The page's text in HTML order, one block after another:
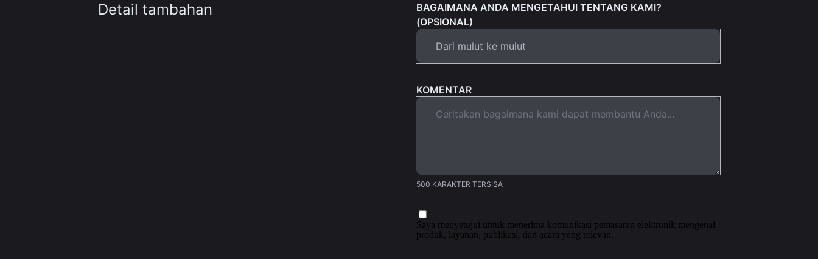
Detail tambahan
BAGAIMANA ANDA MENGETAHUI TENTANG KAMI?
(OPSIONAL)
KOMENTAR
500 KARAKTER TERSISA
Saya menyetujui untuk menerima komunikasi pemasaran elektronik mengenai
produk, layanan, publikasi, dan acara yang relevan.